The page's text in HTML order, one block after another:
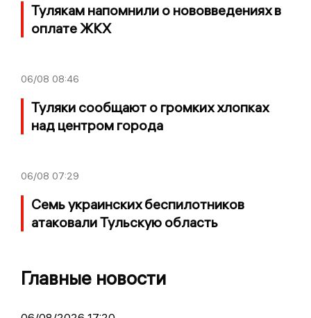
Тулякам напомнили о нововведениях в
оплате ЖКХ
06/08 08:46
Туляки сообщают о громких хлопках
над центром города
06/08 07:29
Семь украинских беспилотников
атаковали Тульскую область
Главные новости